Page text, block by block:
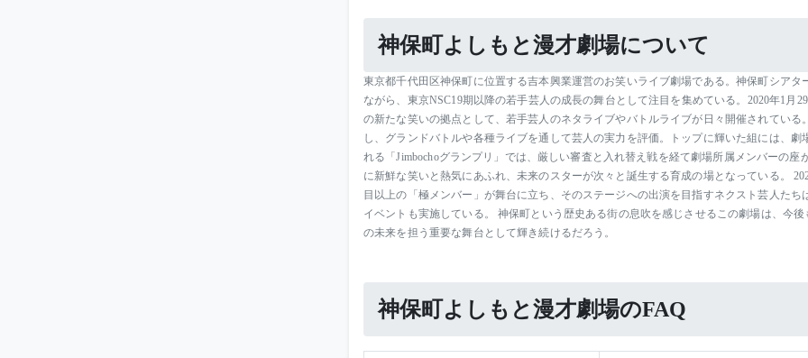
神保町よしもと漫才劇場について
東京都千代田区神保町に位置する吉本興業運営のお笑いライブ劇場である。神保町シア
ながら、東京NSC19期以降の若手芸人の成長の舞台として注目を集めている。2020年1月
の新たな笑いの拠点として、若手芸人のネタライブやバトルライブが日々開催されてい
し、グランドバトルや各種ライブを通して芸人の実力を評価。トップに輝いた組には、
れる「Jimbochoグランプリ」では、厳しい審査と入れ替え戦を経て劇場所属メンバーの
に新鮮な笑いと熱気にあふれ、未来のスターが次々と誕生する育成の場となっている。
目以上の「極メンバー」が舞台に立ち、そのステージへの出演を目指すネクスト芸人た
イベントも実施している。 神保町という歴史ある街の息吹を感じさせるこの劇場は、今
の未来を担う重要な舞台として輝き続けるだろう。
神保町よしもと漫才劇場のFAQ